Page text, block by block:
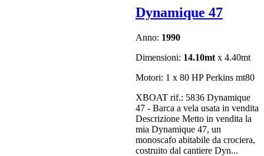
Dynamique 47
Anno: 1990
Dimensioni: 14.10mt x 4.40mt
Motori: 1 x 80 HP Perkins mt80
XBOAT rif.: 5836 Dynamique
47 - Barca a vela usata in vendita
Descrizione Metto in vendita la
mia Dynamique 47, un
monoscafo abitabile da crociera,
costruito dal cantiere Dyn...